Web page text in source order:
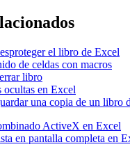
el libro de Excel
de celdas con macros
libro
ocultas en Excel
una copia de un libro
ActiveX en Excel
en pantalla completa en